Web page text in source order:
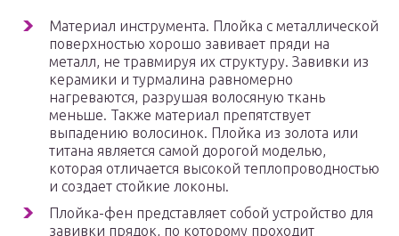
Материал инструмента. Плойка с металлической
поверхностью хорошо завивает пряди на
металл, не травмируя их структуру. Завивки из
керамики и турмалина равномерно
нагреваются, разрушая волосяную ткань
меньше. Также материал препятствует
выпадению волосинок. Плойка из золота или
титана является самой дорогой моделью,
которая отличается высокой теплопроводностью
и создает стойкие локоны.
Плойка-фен представляет собой устройство для
завивки прядок, по которому проходит